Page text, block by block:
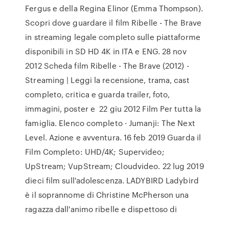
Fergus e della Regina Elinor (Emma Thompson).
Scopri dove guardare il film Ribelle - The Brave
in streaming legale completo sulle piattaforme
disponibili in SD HD 4K in ITA e ENG. 28 nov
2012 Scheda film Ribelle - The Brave (2012) -
Streaming | Leggi la recensione, trama, cast
completo, critica e guarda trailer, foto,
immagini, poster e 22 giu 2012 Film Per tutta la
famiglia. Elenco completo · Jumanji: The Next
Level. Azione e avventura. 16 feb 2019 Guarda il
Film Completo: UHD/4K; Supervideo;
UpStream; VupStream; Сloudvideo. 22 lug 2019
dieci film sull'adolescenza. LADYBIRD Ladybird
è il soprannome di Christine McPherson una
ragazza dall'animo ribelle e dispettoso di